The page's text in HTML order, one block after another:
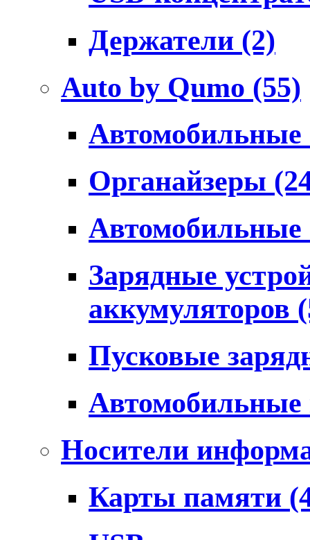
Держатели (2)
Auto by Qumo (55)
Органайзеры
Зарядные
аккумуляторов
Пусковые
Носители
Карты памяти